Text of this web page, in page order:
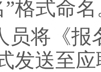
”格式命
员将《报
发送至